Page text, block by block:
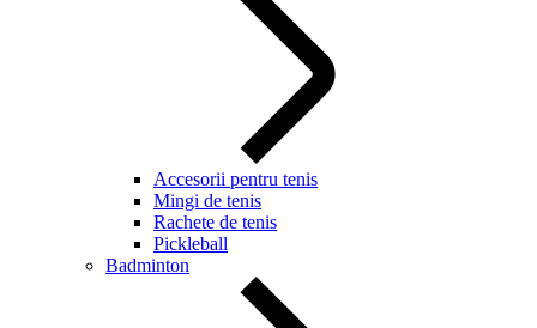
Accesorii pentru tenis
Mingi de tenis
Rachete de tenis
Pickleball
Badminton